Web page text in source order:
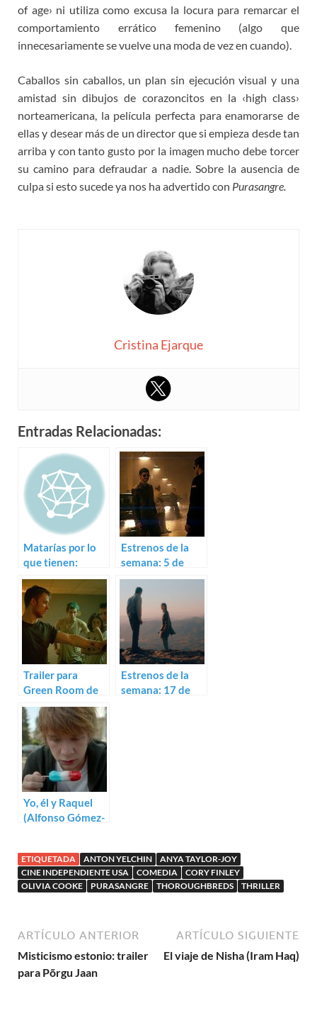
of age› ni utiliza como excusa la locura para remarcar el
comportamiento errático femenino (algo que
innecesariamente se vuelve una moda de vez en cuando).
Caballos sin caballos, un plan sin ejecución visual y una
amistad sin dibujos de corazoncitos en la ‹high class›
norteamericana, la película perfecta para enamorarse de
ellas y desear más de un director que si empieza desde tan
arriba y con tanto gusto por la imagen mucho debe torcer
su camino para defraudar a nadie. Sobre la ausencia de
culpa si esto sucede ya nos ha advertido con Purasangre.
Cristina Ejarque
Entradas Relacionadas:
Matarías por lo
que tienen:
Trailer para
Thoroughbreds
Estrenos de la
semana: 5 de
diciembre (2012)
Trailer para
Green Room de
Jeremy Saulnier
Estrenos de la
semana: 17 de
Yo, él y Raquel
(Alfonso Gómez-
ETIQUETADA ANTON YELCHIN
ANYA TAYLOR-JOY
CINE INDEPENDIENTE USA
COMEDIA
CORY FINLEY
OLIVIA COOKE
PURASANGRE THOROUGHBREDS THRILLER
ARTÍCULO ANTERIOR
Misticismo estonio: trailer
para Põrgu Jaan
ARTÍCULO SIGUIENTE
El viaje de Nisha (Iram Haq)